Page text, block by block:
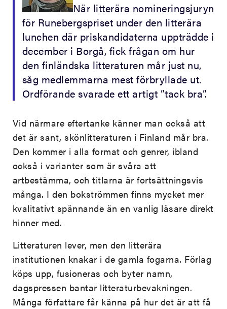
När litterära nomineringsjuryn
för Runebergspriset under den litterära
lunchen där priskandidaterna uppträdde i
december i Borgå, fick frågan om hur
den finländska litteraturen mår just nu,
såg medlemmarna mest förbryllade ut.
Ordförande svarade ett artigt ”tack bra”.
Vid närmare eftertanke känner man också att
det är sant, skönlitteraturen i Finland mår bra.
Den kommer i alla format och genrer, ibland
också i varianter som är svåra att
artbestämma, och titlarna är fortsättningsvis
många. I den bokströmmen finns mycket mer
kvalitativt spännande än en vanlig läsare direkt
hinner med.
Litteraturen lever, men den litterära
institutionen knakar i de gamla fogarna. Förlag
köps upp, fusioneras och byter namn,
dagspressen bantar litteraturbevakningen.
Många författare får känna på hur det är att få